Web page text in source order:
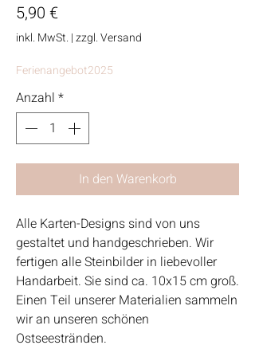
5,90 €Preis
inkl. MwSt. |zzgl. Versand
Ferienangebot2025
Anzahl *
In den Warenkorb
Alle Karten-Designs sind von uns
gestaltet und handgeschrieben. Wir
fertigen alle Steinbilder in liebevoller
Handarbeit. Sie sind ca. 10x15 cm groß.
Einen Teil unserer Materialien sammeln
wir an unseren schönen
Ostseestränden.